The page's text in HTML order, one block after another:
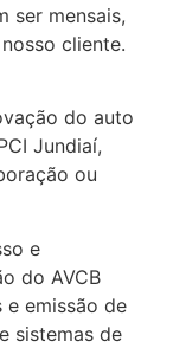
ser mensais,
cliente.
do auto
Jundiaí,
ou
e
do AVCB
e emissão de
sistemas de